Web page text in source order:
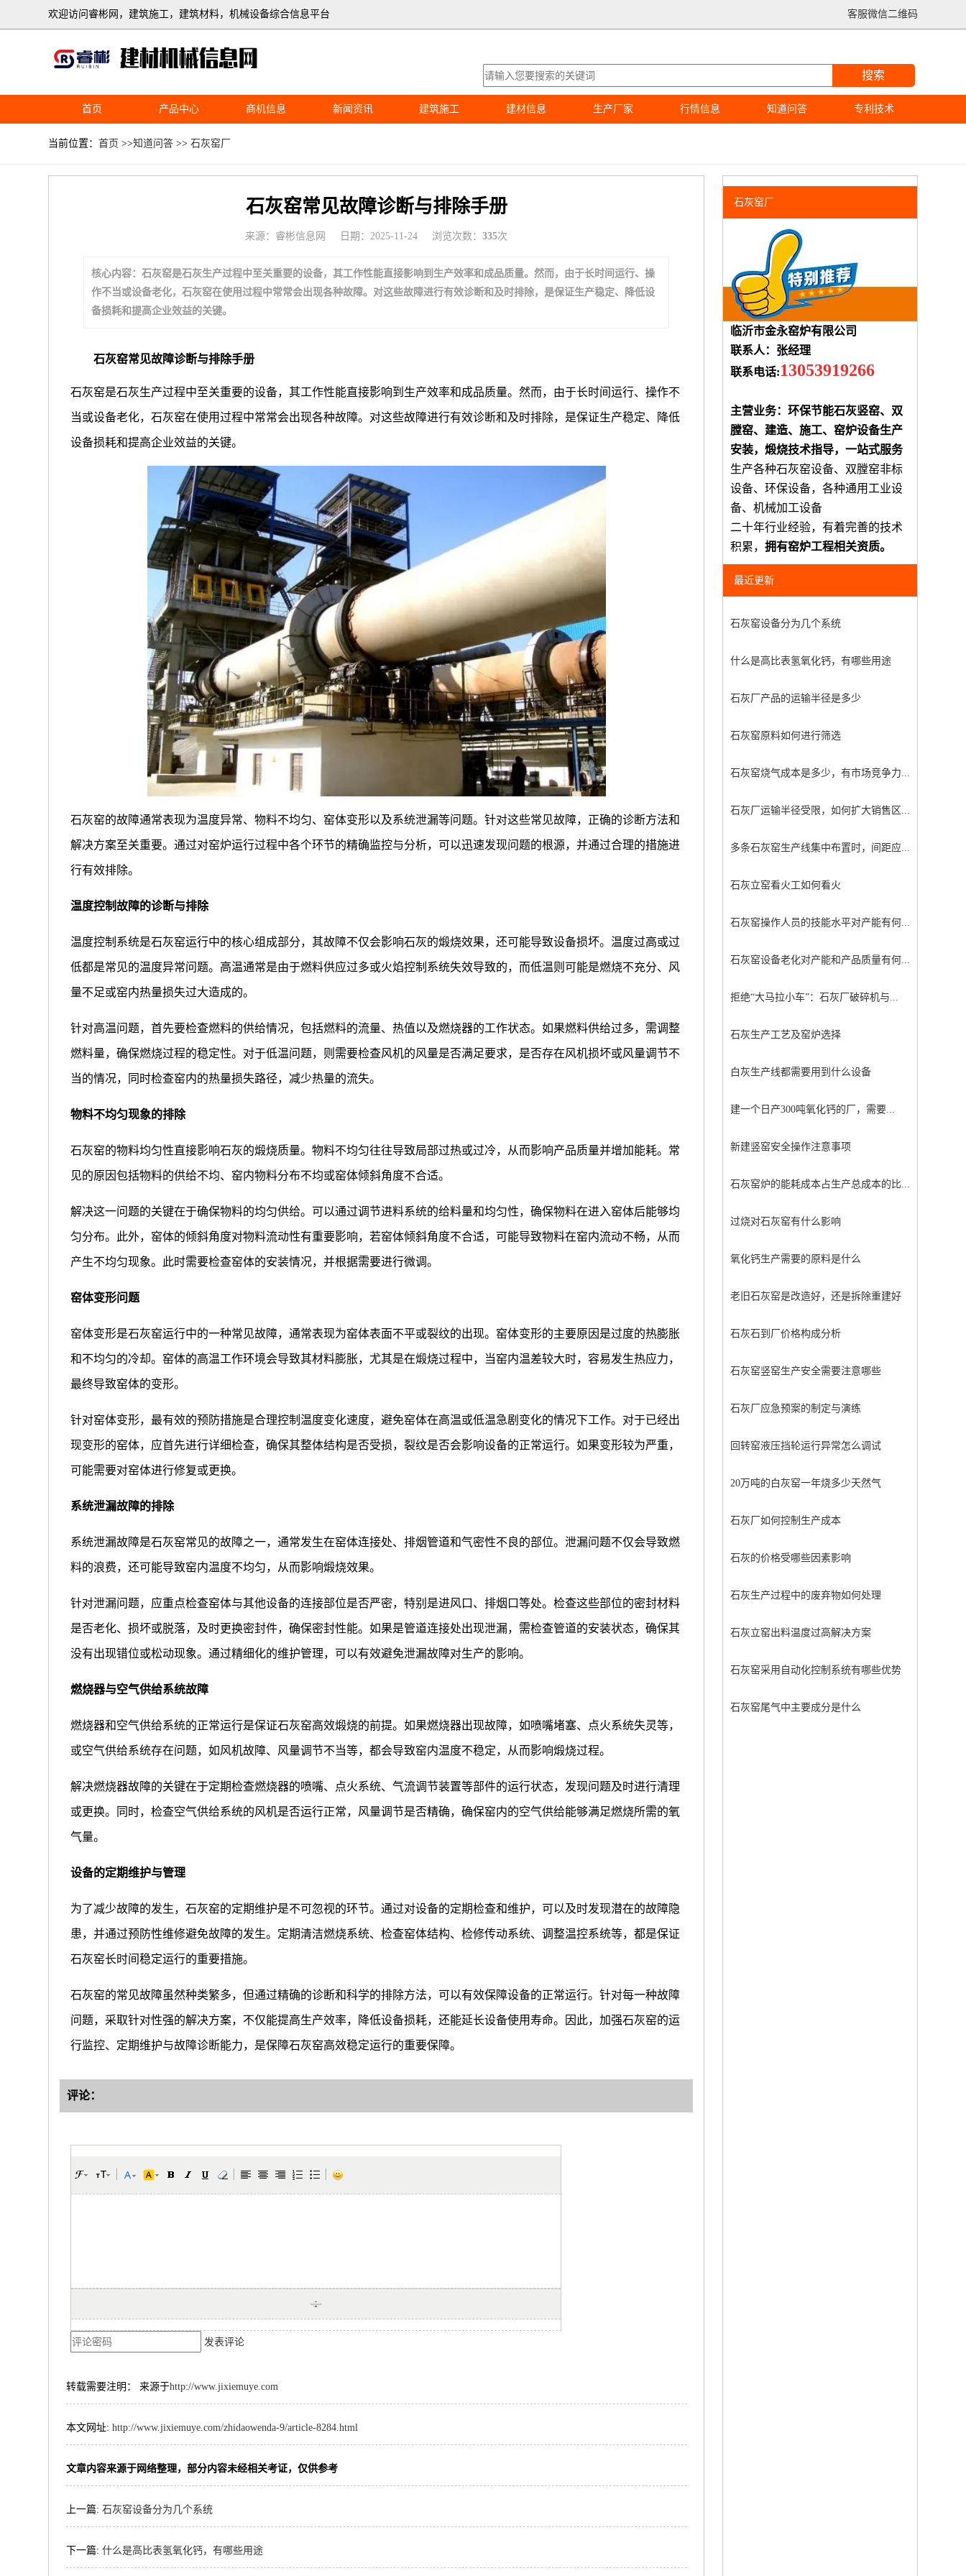
客服微信二维码
欢迎访问睿彬网，建筑施工，建筑材料，机械设备综合信息平台
搜索
首页 产品中心 商机信息 新闻资讯 建筑施工 建材信息 生产厂家 行情信息 知道问答 专利技术
当前位置：首页 >>知道问答 >>石灰窑厂
石灰窑常见故障诊断与排除手册
来源：睿彬信息网 日期：2025-11-24 浏览次数：335次
核心内容：石灰窑是石灰生产过程中至关重要的设备，其工作性能直接影响到生产效率和成品质量。然而，由于长时间运行、操
作不当或设备老化，石灰窑在使用过程中常常会出现各种故障。对这些故障进行有效诊断和及时排除，是保证生产稳定、降低设
备损耗和提高企业效益的关键。
石灰窑常见故障诊断与排除手册
石灰窑是石灰生产过程中至关重要的设备，其工作性能直接影响到生产效率和成品质量。然而，由于长时间运行、操作不
当或设备老化，石灰窑在使用过程中常常会出现各种故障。对这些故障进行有效诊断和及时排除，是保证生产稳定、降低
设备损耗和提高企业效益的关键。
石灰窑的故障通常表现为温度异常、物料不均匀、窑体变形以及系统泄漏等问题。针对这些常见故障，正确的诊断方法和
解决方案至关重要。通过对窑炉运行过程中各个环节的精确监控与分析，可以迅速发现问题的根源，并通过合理的措施进
行有效排除。
温度控制故障的诊断与排除
温度控制系统是石灰窑运行中的核心组成部分，其故障不仅会影响石灰的煅烧效果，还可能导致设备损坏。温度过高或过
低都是常见的温度异常问题。高温通常是由于燃料供应过多或火焰控制系统失效导致的，而低温则可能是燃烧不充分、风
量不足或窑内热量损失过大造成的。
针对高温问题，首先要检查燃料的供给情况，包括燃料的流量、热值以及燃烧器的工作状态。如果燃料供给过多，需调整
燃料量，确保燃烧过程的稳定性。对于低温问题，则需要检查风机的风量是否满足要求，是否存在风机损坏或风量调节不
当的情况，同时检查窑内的热量损失路径，减少热量的流失。
物料不均匀现象的排除
石灰窑的物料均匀性直接影响石灰的煅烧质量。物料不均匀往往导致局部过热或过冷，从而影响产品质量并增加能耗。常
见的原因包括物料的供给不均、窑内物料分布不均或窑体倾斜角度不合适。
解决这一问题的关键在于确保物料的均匀供给。可以通过调节进料系统的给料量和均匀性，确保物料在进入窑体后能够均
匀分布。此外，窑体的倾斜角度对物料流动性有重要影响，若窑体倾斜角度不合适，可能导致物料在窑内流动不畅，从而
产生不均匀现象。此时需要检查窑体的安装情况，并根据需要进行微调。
窑体变形问题
窑体变形是石灰窑运行中的一种常见故障，通常表现为窑体表面不平或裂纹的出现。窑体变形的主要原因是过度的热膨胀
和不均匀的冷却。窑体的高温工作环境会导致其材料膨胀，尤其是在煅烧过程中，当窑内温差较大时，容易发生热应力，
最终导致窑体的变形。
针对窑体变形，最有效的预防措施是合理控制温度变化速度，避免窑体在高温或低温急剧变化的情况下工作。对于已经出
现变形的窑体，应首先进行详细检查，确保其整体结构是否受损，裂纹是否会影响设备的正常运行。如果变形较为严重，
可能需要对窑体进行修复或更换。
系统泄漏故障的排除
系统泄漏故障是石灰窑常见的故障之一，通常发生在窑体连接处、排烟管道和气密性不良的部位。泄漏问题不仅会导致燃
料的浪费，还可能导致窑内温度不均匀，从而影响煅烧效果。
针对泄漏问题，应重点检查窑体与其他设备的连接部位是否严密，特别是进风口、排烟口等处。检查这些部位的密封材料
是否老化、损坏或脱落，及时更换密封件，确保密封性能。如果是管道连接处出现泄漏，需检查管道的安装状态，确保其
没有出现错位或松动现象。通过精细化的维护管理，可以有效避免泄漏故障对生产的影响。
燃烧器与空气供给系统故障
燃烧器和空气供给系统的正常运行是保证石灰窑高效煅烧的前提。如果燃烧器出现故障，如喷嘴堵塞、点火系统失灵等，
或空气供给系统存在问题，如风机故障、风量调节不当等，都会导致窑内温度不稳定，从而影响煅烧过程。
解决燃烧器故障的关键在于定期检查燃烧器的喷嘴、点火系统、气流调节装置等部件的运行状态，发现问题及时进行清理
或更换。同时，检查空气供给系统的风机是否运行正常，风量调节是否精确，确保窑内的空气供给能够满足燃烧所需的氧
气量。
设备的定期维护与管理
为了减少故障的发生，石灰窑的定期维护是不可忽视的环节。通过对设备的定期检查和维护，可以及时发现潜在的故障隐
患，并通过预防性维修避免故障的发生。定期清洁燃烧系统、检查窑体结构、检修传动系统、调整温控系统等，都是保证
石灰窑长时间稳定运行的重要措施。
石灰窑的常见故障虽然种类繁多，但通过精确的诊断和科学的排除方法，可以有效保障设备的正常运行。针对每一种故障
问题，采取针对性强的解决方案，不仅能提高生产效率，降低设备损耗，还能延长设备使用寿命。因此，加强石灰窑的运
行监控、定期维护与故障诊断能力，是保障石灰窑高效稳定运行的重要保障。
评论：
发表评论
转载需要注明： 来源于http://www.jixiemuye.com
本文网址:http://www.jixiemuye.com/zhidaowenda-9/article-8284.html
文章内容来源于网络整理，部分内容未经相关考证，仅供参考
上一篇:石灰窑设备分为几个系统
下一篇:什么是高比表氢氧化钙，有哪些用途
石灰窑厂
临沂市金永窑炉有限公司
联系人：张经理
联系电话:13053919266
主营业务：环保节能石灰竖窑、双
膛窑、建造、施工、窑炉设备生产
安装，煅烧技术指导，一站式服务
生产各种石灰窑设备、双膛窑非标
设备、环保设备，各种通用工业设
备、机械加工设备
二十年行业经验，有着完善的技术
积累， 拥有窑炉工程相关资质。
最近更新
石灰窑设备分为几个系统
什么是高比表氢氧化钙，有哪些用途
石灰厂产品的运输半径是多少
石灰窑原料如何进行筛选
石灰窑烧气成本是多少，有市场竞争力...
石灰厂运输半径受限，如何扩大销售区...
多条石灰窑生产线集中布置时，间距应...
石灰立窑看火工如何看火
石灰窑操作人员的技能水平对产能有何...
石灰窑设备老化对产能和产品质量有何...
拒绝“大马拉小车”：石灰厂破碎机与...
石灰生产工艺及窑炉选择
白灰生产线都需要用到什么设备
建一个日产300吨氧化钙的厂，需要...
新建竖窑安全操作注意事项
石灰窑炉的能耗成本占生产总成本的比...
过烧对石灰窑有什么影响
氧化钙生产需要的原料是什么
老旧石灰窑是改造好，还是拆除重建好
石灰石到厂价格构成分析
石灰窑竖窑生产安全需要注意哪些
石灰厂应急预案的制定与演练
回转窑液压挡轮运行异常怎么调试
20万吨的白灰窑一年烧多少天然气
石灰厂如何控制生产成本
石灰的价格受哪些因素影响
石灰生产过程中的废弃物如何处理
石灰立窑出料温度过高解决方案
石灰窑采用自动化控制系统有哪些优势
石灰窑尾气中主要成分是什么